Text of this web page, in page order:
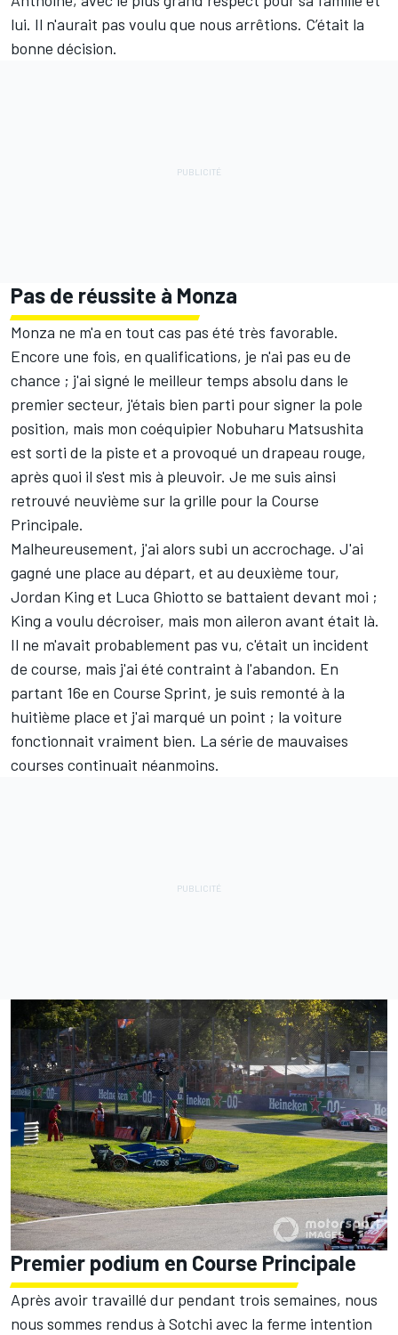
lui. Il n'aurait pas voulu que nous arrêtions. C’était la
bonne décision.
Pas de réussite à Monza
Monza ne m'a en tout cas pas été très favorable.
Encore une fois, en qualifications, je n'ai pas eu de
chance ; j'ai signé le meilleur temps absolu dans le
premier secteur, j'étais bien parti pour signer la pole
position, mais mon coéquipier Nobuharu Matsushita
est sorti de la piste et a provoqué un drapeau rouge,
après quoi il s'est mis à pleuvoir. Je me suis ainsi
retrouvé neuvième sur la grille pour la Course
Principale.
Malheureusement, j'ai alors subi un accrochage. J'ai
gagné une place au départ, et au deuxième tour,
Jordan King et Luca Ghiotto se battaient devant moi ;
King a voulu décroiser, mais mon aileron avant était là.
Il ne m'avait probablement pas vu, c'était un incident
de course, mais j'ai été contraint à l'abandon. En
partant 16e en Course Sprint, je suis remonté à la
huitième place et j'ai marqué un point ; la voiture
fonctionnait vraiment bien. La série de mauvaises
courses continuait néanmoins.
Premier podium en Course Principale
Après avoir travaillé dur pendant trois semaines, nous
nous sommes rendus à Sotchi avec la ferme intention